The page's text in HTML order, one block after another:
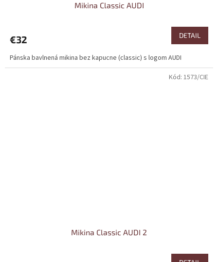
Mikina Classic AUDI
€32 DETAIL
Pánska bavlnená mikina bez kapucne (classic) s logom AUDI
Mikina Classic AUDI 2
Kód: 1573/CIE